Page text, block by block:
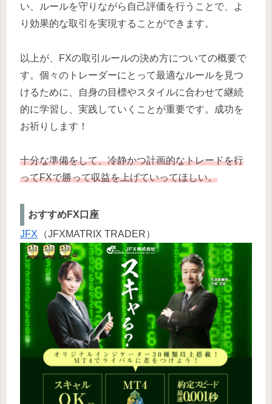
い、ルールを守りながら自己評価を行うことで、よ
り効果的な取引を実現することができます。
以上が、FXの取引ルールの決め方についての概要で
す。個々のトレーダーにとって最適なルールを見つ
けるために、自身の目標やスタイルに合わせて継続
的に学習し、実践していくことが重要です。成功を
お祈りします！
十分な準備をして、冷静かつ計画的なトレードを行
ってFXで勝って収益を上げていってほしい。
おすすめFX口座
JFX
（JFXMATRIX TRADER）